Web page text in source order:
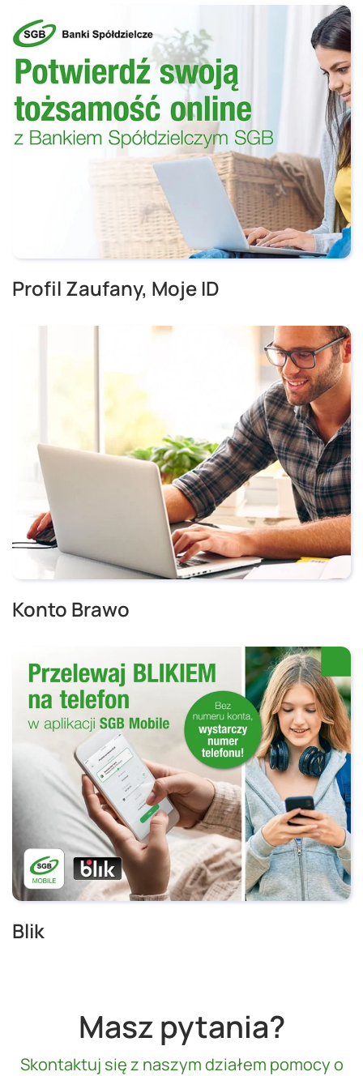
Profil Zaufany, Moje ID
Konto Brawo
Blik
Masz pytania?
Skontaktuj się z naszym działem pomocy o